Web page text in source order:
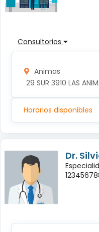
Consultorios
Animas
29 SUR 3910 LAS
Horarios disponibles
Dr.